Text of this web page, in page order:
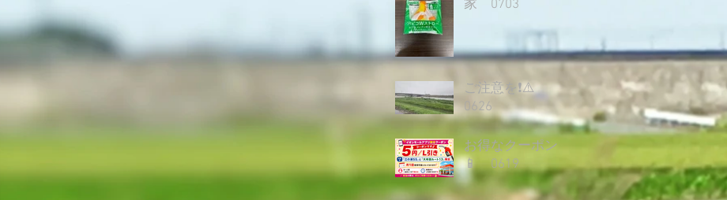
家 0703
ご注意を❗⚠️
0626
お得なクーポン
📱 0619